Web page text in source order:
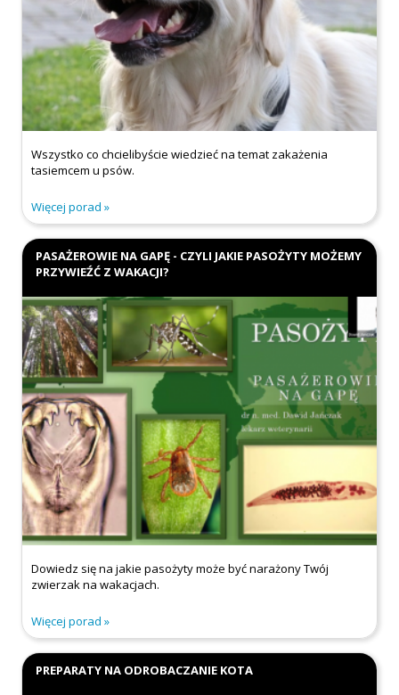
Wszystko co chcielibyście wiedzieć na temat zakażenia
tasiemcem u psów.
Więcej porad
PASAŻEROWIE NA GAPĘ - CZYLI JAKIE PASOŻYTY MOŻEMY
PRZYWIEŹĆ Z WAKACJI?
Dowiedz się na jakie pasożyty może być narażony Twój
zwierzak na wakacjach.
Więcej porad
PREPARATY NA ODROBACZANIE KOTA